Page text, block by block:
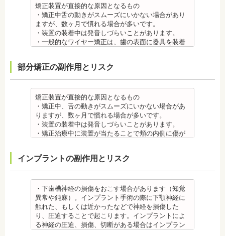
まる場合が多いです。また、冷たいものを飲んだと
きにしみる「知覚過敏」があらわれる場合がありま
すが、基本的には数日で改善されます。長期間痛む
場合は、歯科医師に相談しましょう。
金属アレルギー
は、皮膚科で行われているパッチテストなどをうけ
膜にアレルギー症状が起きた場合は、速やかに歯科
医師の指示を仰いでください。
抜歯・麻酔 ・矯正をしたい箇所に十分なスペースが
ない場合は、抜歯を必要とすることもあります。健
康上問題のない歯を抜歯する場合もあります。
・抜歯する場合は麻酔注射を行います。麻酔薬の中
もあるため、心が起こることもあります。臓や血圧
は、頬を噛んだり、熱いものを飲んだりしてもわか
らないため、口腔内を傷つけるリスクがあります。
さらに、麻酔によって悪心、嘔吐、アレルギー反応
虫歯・歯周病 ・矯正治療中、矯正装置の周りなど、
ブラッシング（歯磨き）しにくい部分ができるた
め、虫歯や歯周炎のリスクが高くなります。
矯正装置が直接的な原因となるもの
・矯正中舌の動きがスムーズにいかない場合があり
ますが、数ヶ月で慣れる場合が多いです。
・装置の装着中は発音しづらいことがあります。
・一般的なワイヤー矯正は、歯の表面に器具を装着
・矯正治療中に装置が当たることで頬の内側に傷が
ついたり、口内炎になったり、歯の移動に伴う痛み
を感じることもありますので、必要に応じワックス
で対処する場合やその他の対処策を行う場合があり
ます。
・矯正装置を装着した直後や、ワイヤーを交換した
直後に痛みを感じることがありますが、数日でおさ
まる場合が多いです。また、冷たいものを飲んだと
科医師に相談しましょう。
いるため、金属アレルギーのある方、不安がある方
は、皮膚科で行われているパッチテストをうけて、
アレルギー材料を特定し、歯科医師に伝えてくださ
い。矯正装置を装着したあとに、皮膚や口腔の粘膜
にアレルギー症状が起きた場合は、速やかに歯科医
師の指示を仰いでください。
部分矯正の副作用とリスク
矯正装置が直接的な原因となるもの
・矯正中、舌の動きがスムーズにいかない場合があ
りますが、数ヶ月で慣れる場合が多いです。
・装置の装着中は発音しづらいことがあります。
・矯正治療中に装置が当たることで頬の内側に傷が
で対処する場合やその他の対処策を行う場合があり
ます。
・矯正装置を装着した直後や、ワイヤーを交換した
直後に痛みを感じることがありますが、数日でおさ
まる場合が多いです。また、冷たいものを飲んだと
きにしみる「知覚過敏」があらわれる場合がありま
すが、基本的には数日で改善されます。長期間痛む
場合は、歯科医師に相談しましょう。
インプラントの副作用とリスク
・下歯槽神経の損傷をおこす場合があります（知覚
異常や鈍麻）。インプラント手術の際に下顎神経に
触れた、もしくは近かったなどで神経を損傷した
り、圧迫することで起こります。インプラントによ
る神経の圧迫、損傷、切断がある場合はインプラン